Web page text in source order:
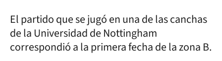
El partido que se jugó en una de las canchas
de la Universidad de Nottingham
correspondió a la primera fecha de la zona B.